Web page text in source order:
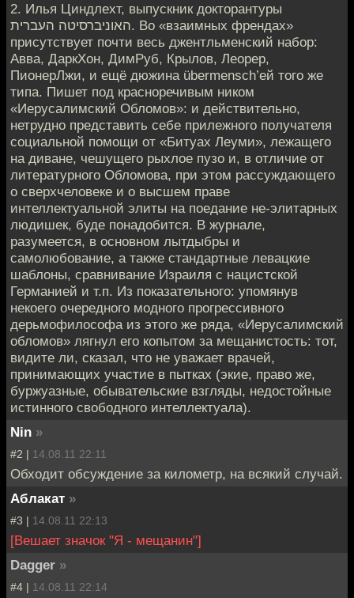
2. Илья Циндлехт, выпускник докторантуры
האוניברסיטה העברית. Во «взаимных френдах»
присутствует почти весь джентльменский набор:
Авва, ДаркХон, ДимРуб, Крылов, Леорер,
ПионерЛжи, и ещё дюжина übermensch’ей того же
типа. Пишет под красноречивым ником
«Иерусалимский Обломов»: и действительно,
нетрудно представить себе прилежного получателя
социальной помощи от «Битуах Леуми», лежащего
на диване, чешущего рыхлое пузо и, в отличие от
литературного Обломова, при этом рассуждающего
о сверхчеловеке и о высшем праве
интеллектуальной элиты на поедание не-элитарных
людишек, буде понадобится. В журнале,
разумеется, в основном лытдыбры и
самолюбование, а также стандартные левацкие
шаблоны, сравнивание Израиля с нацистской
Германией и т.п. Из показательного: упомянув
некоего очередного модного прогрессивного
дерьмофилософа из этого же ряда, «Иерусалимский
обломов» лягнул его копытом за мещанистость: тот,
видите ли, сказал, что не уважает врачей,
принимающих участие в пытках (экие, право же,
буржуазные, обывательские взгляды, недостойные
истинного свободного интеллектуала).
Nin »
#2 | 14.08.11 22:11
Обходит обсуждение за километр, на всякий случай.
Аблакат »
#3 | 14.08.11 22:13
[Вешает значок "Я - мещанин"]
Dagger »
#4 | 14.08.11 22:14